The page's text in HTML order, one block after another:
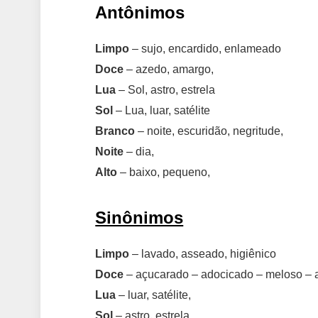
Antônimos
Limpo – sujo, encardido, enlameado
Doce – azedo, amargo,
Lua – Sol, astro, estrela
Sol – Lua, luar, satélite
Branco – noite, escuridão, negritude,
Noite – dia,
Alto – baixo, pequeno,
Sinônimos
Limpo – lavado, asseado, higiênico
Doce – açucarado – adocicado – meloso –
Lua – luar, satélite,